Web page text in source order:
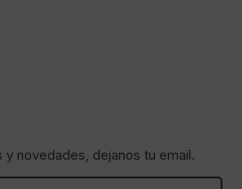
y novedades, dejanos tu email.